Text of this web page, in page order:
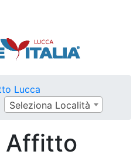
Lucca
Seleziona Località
Affitto